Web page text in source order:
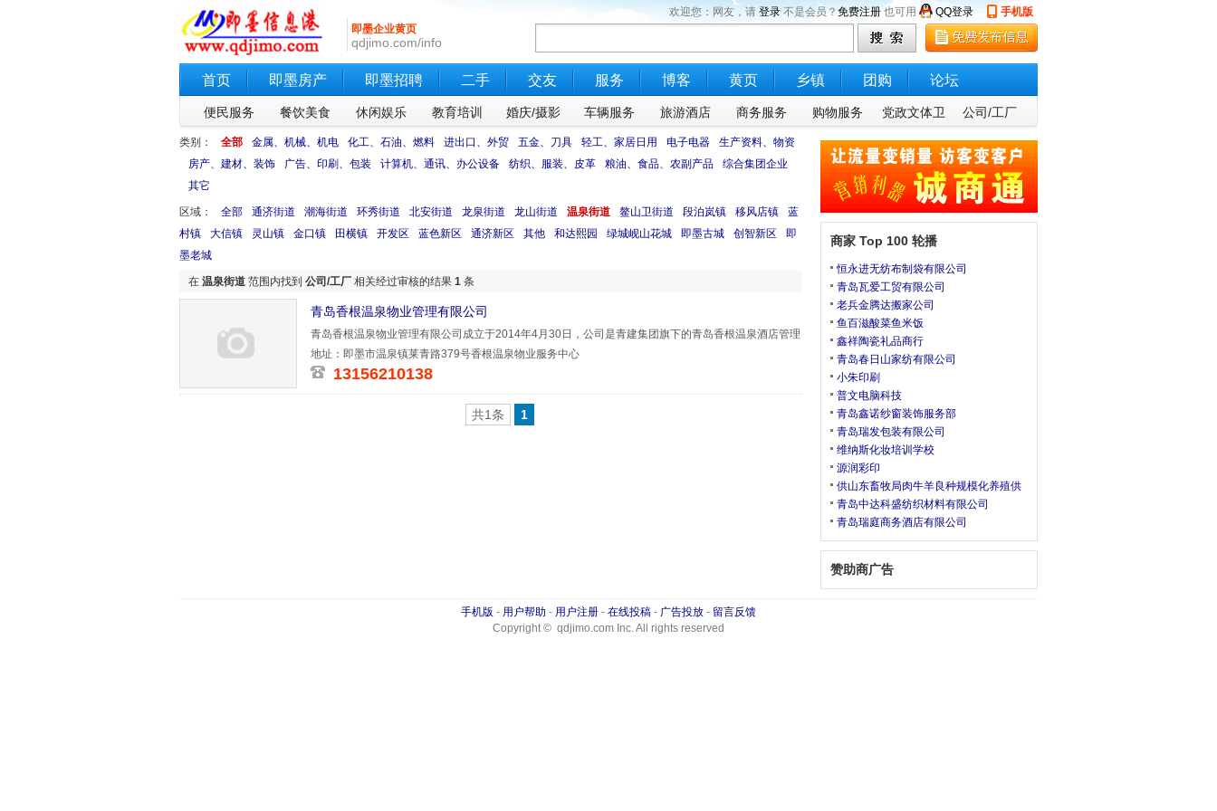
即墨企业黄页
qdjimo.com/info
欢迎您：网友，请 登录 不是会员？免费注册 也可用 QQ登录 手机版
首页 即墨房产 即墨招聘 二手 交友 服务 博客 黄页 乡镇 团购 论坛
便民服务 餐饮美食 休闲娱乐 教育培训 婚庆/摄影 车辆服务 旅游酒店 商务服务 购物服务 党政文体卫 公司/工厂
类别： 全部 金属、机械、机电 化工、石油、燃料 进出口、外贸 五金、刀具 轻工、家居日用 电子电器
生产资料、物资
房产、建材、装饰
广告、印刷、包装 计算机、通讯、办公设备 纺织、服装、皮革 粮油、食品、农副产品
综合集团企业
其它
区域： 全部 通济街道 潮海街道 环秀街道 北安街道 龙泉街道 龙山街道 温泉街道 鳌山卫街道 段泊岚镇 移风店镇
蓝
村镇
大信镇 灵山镇 金口镇 田横镇 开发区 蓝色新区 通济新区 其他 和达熙园 绿城岘山花城 即墨古城 创智新区
即
墨老城
在 温泉街道 范围内找到 公司/工厂 相关经过审核的结果 1 条
青岛香根温泉物业管理有限公司
青岛香根温泉物业管理有限公司成立于2014年4月30日，公司是青建集团旗下的青岛香根温泉酒店管理
有限公司投
地址：即墨市温泉镇莱青路379号香根温泉物业服务中心
13156210138
共1条 1
商家 Top 100 轮播
恒永进无纺布制袋有限公司
青岛瓦爱工贸有限公司
老兵金腾达搬家公司
鱼百滋酸菜鱼米饭
鑫祥陶瓷礼品商行
青岛春日山家纺有限公司
小朱印刷
普文电脑科技
青岛鑫诺纱窗装饰服务部
青岛瑞发包装有限公司
维纳斯化妆培训学校
源润彩印
供山东畜牧局肉牛羊良种规模化养殖供
青岛中达科盛纺织材料有限公司
青岛瑞庭商务酒店有限公司
赞助商广告
手机版 - 用户帮助 - 用户注册 - 在线投稿 - 广告投放 - 留言反馈
Copyright © qdjimo.com Inc. All rights reserved